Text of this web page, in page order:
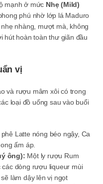
mạnh ở mức Nhẹ (Mild)
phú nhờ lớp lá Maduro
nhàng, mượt mà, không
hút hoàn toàn thư giãn đầu
vị
và rượu mâm xôi có trong
loại đồ uống sau vào buổi
phê Latte nóng béo ngậy, Ca
ấm áp.
ông): Một ly rượu Rum
dòng rượu liqueur mùi
làm dậy lên vị ngọt